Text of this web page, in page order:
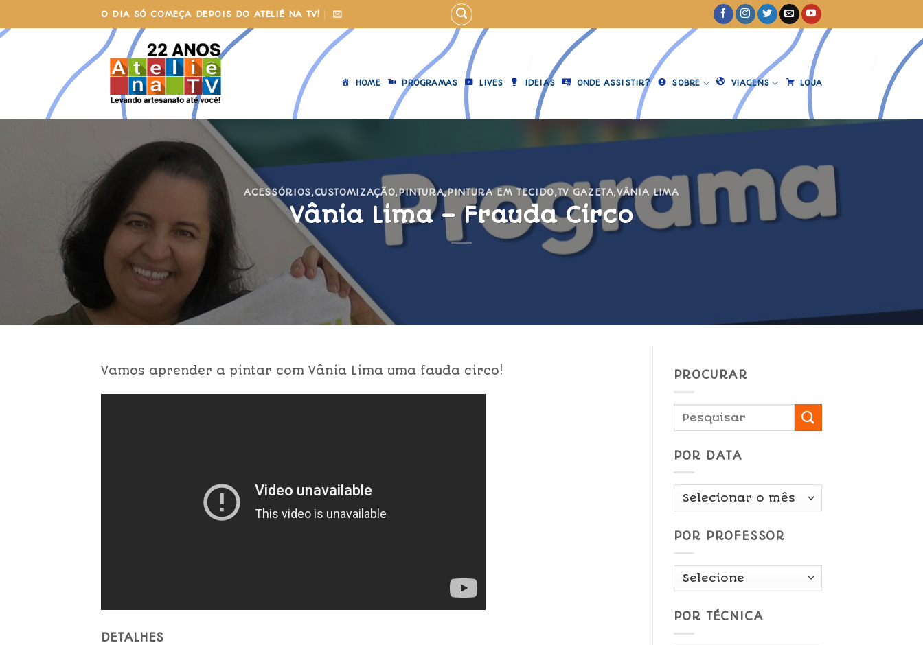
to
content
O DIA SÓ COMEÇA DEPOIS DO ATELIÊ NA TV!
HOME PROGRAMAS LIVES IDEIAS ONDE ASSISTIR? SOBRE VIAGENS LOJA
ACESSÓRIOS,CUSTOMIZAÇÃO,PINTURA,PINTURA EM TECIDO,TV GAZETA,VÂNIA LIMA
Vânia Lima – Frauda Circo
Vamos aprender a pintar com Vânia Lima uma fauda circo!
DETALHES
PROCURAR
POR DATA
Por
POR PROFESSOR
POR TÉCNICA